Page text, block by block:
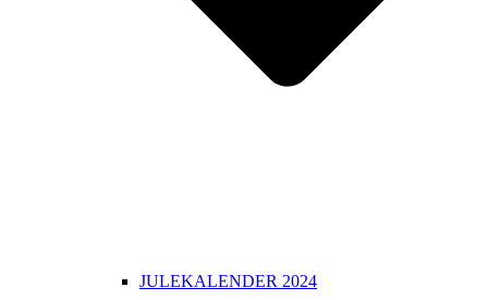
JULEKALENDER 2024